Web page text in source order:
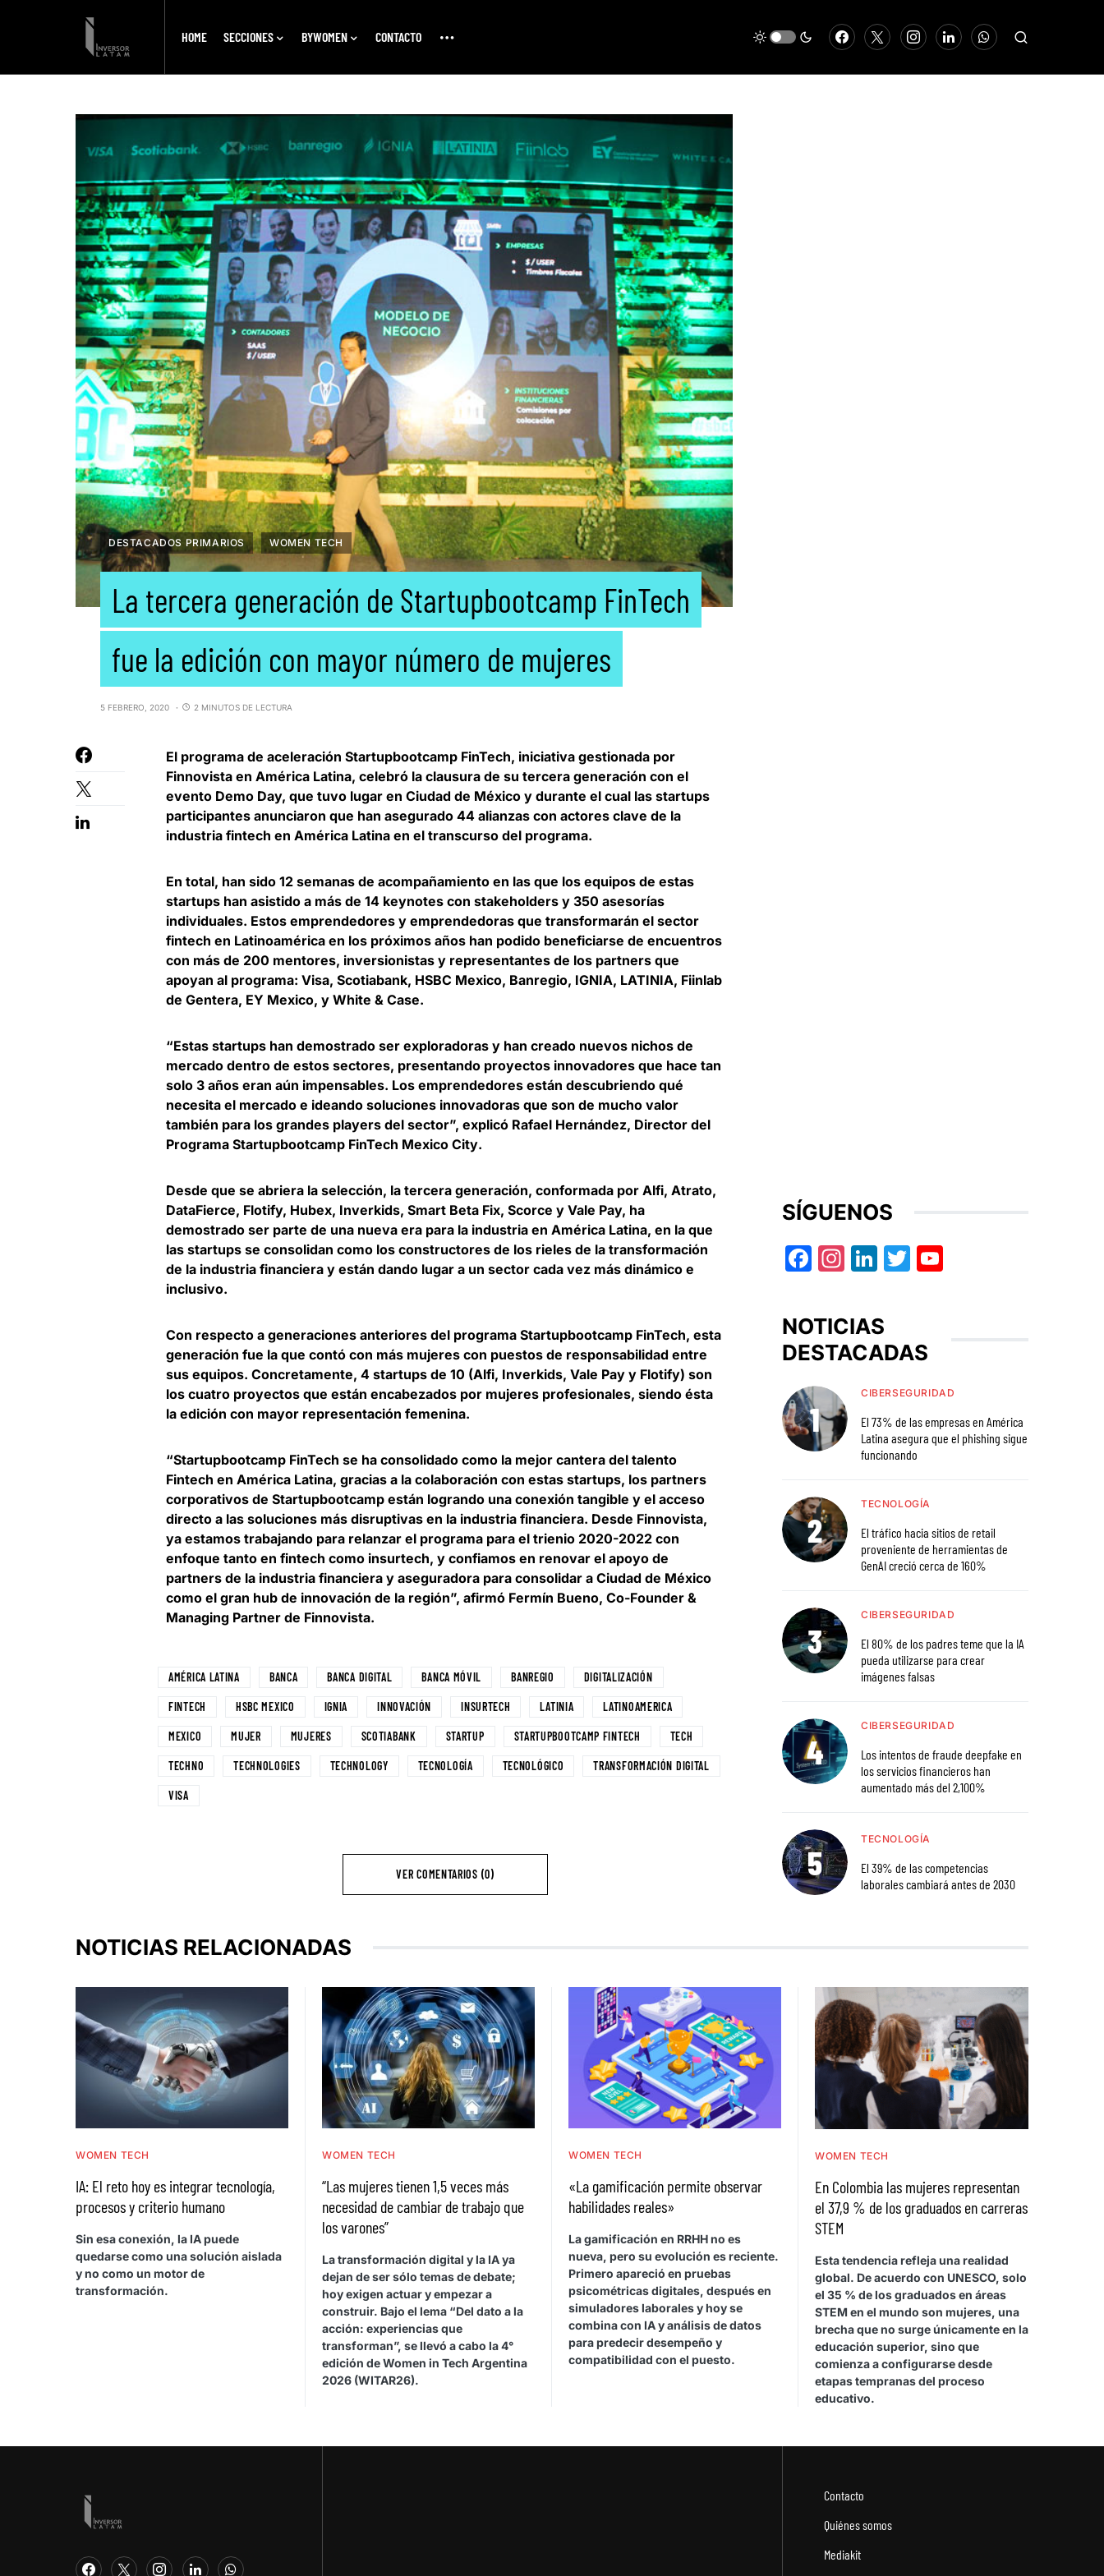
HOME SECCIONES BYWOMEN CONTACTO
DESTACADOS PRIMARIOS WOMEN TECH
La tercera generación de Startupbootcamp FinTech
fue la edición con mayor número de mujeres
5 FEBRERO, 2020 2 MINUTOS DE LECTURA
El programa de aceleración Startupbootcamp FinTech, iniciativa gestionada por
Finnovista en América Latina, celebró la clausura de su tercera generación con el
evento Demo Day, que tuvo lugar en Ciudad de México y durante el cual las startups
participantes anunciaron que han asegurado 44 alianzas con actores clave de la
industria fintech en América Latina en el transcurso del programa.
En total, han sido 12 semanas de acompañamiento en las que los equipos de estas
startups han asistido a más de 14 keynotes con stakeholders y 350 asesorías
individuales. Estos emprendedores y emprendedoras que transformarán el sector
fintech en Latinoamérica en los próximos años han podido beneficiarse de encuentros
con más de 200 mentores, inversionistas y representantes de los partners que
apoyan al programa: Visa, Scotiabank, HSBC Mexico, Banregio, IGNIA, LATINIA, Fiinlab
de Gentera, EY Mexico, y White & Case.
“Estas startups han demostrado ser exploradoras y han creado nuevos nichos de
mercado dentro de estos sectores, presentando proyectos innovadores que hace tan
solo 3 años eran aún impensables. Los emprendedores están descubriendo qué
necesita el mercado e ideando soluciones innovadoras que son de mucho valor
también para los grandes players del sector”, explicó Rafael Hernández, Director del
Programa Startupbootcamp FinTech Mexico City.
Desde que se abriera la selección, la tercera generación, conformada por Alfi, Atrato,
DataFierce, Flotify, Hubex, Inverkids, Smart Beta Fix, Scorce y Vale Pay, ha
demostrado ser parte de una nueva era para la industria en América Latina, en la que
las startups se consolidan como los constructores de los rieles de la transformación
de la industria financiera y están dando lugar a un sector cada vez más dinámico e
inclusivo.
Con respecto a generaciones anteriores del programa Startupbootcamp FinTech, esta
generación fue la que contó con más mujeres con puestos de responsabilidad entre
sus equipos. Concretamente, 4 startups de 10 (Alfi, Inverkids, Vale Pay y Flotify) son
los cuatro proyectos que están encabezados por mujeres profesionales, siendo ésta
la edición con mayor representación femenina.
“Startupbootcamp FinTech se ha consolidado como la mejor cantera del talento
Fintech en América Latina, gracias a la colaboración con estas startups, los partners
corporativos de Startupbootcamp están logrando una conexión tangible y el acceso
directo a las soluciones más disruptivas en la industria financiera. Desde Finnovista,
ya estamos trabajando para relanzar el programa para el trienio 2020-2022 con
enfoque tanto en fintech como insurtech, y confiamos en renovar el apoyo de
partners de la industria financiera y aseguradora para consolidar a Ciudad de México
como el gran hub de innovación de la región”, afirmó Fermín Bueno, Co-Founder &
Managing Partner de Finnovista.
AMÉRICA LATINA BANCA BANCA DIGITAL BANCA MÓVIL BANREGIO DIGITALIZACIÓN
FINTECH HSBC MEXICO IGNIA INNOVACIÓN INSURTECH LATINIA LATINOAMERICA
MEXICO MUJER MUJERES SCOTIABANK STARTUP STARTUPBOOTCAMP FINTECH TECH
TECHNO TECHNOLOGIES TECHNOLOGY TECNOLOGÍA TECNOLÓGICO TRANSFORMACIÓN DIGITAL
VISA
VER COMENTARIOS (0)
SÍGUENOS
Facebook
Instagram
LinkedIn
Twitter
NOTICIAS
DESTACADAS
CIBERSEGURIDAD
El 73% de las empresas en América
Latina asegura que el phishing sigue
funcionando
TECNOLOGÍA
El tráfico hacia sitios de retail
proveniente de herramientas de
GenAI creció cerca de 160%
CIBERSEGURIDAD
El 80% de los padres teme que la IA
pueda utilizarse para crear
imágenes falsas
CIBERSEGURIDAD
Los intentos de fraude deepfake en
los servicios financieros han
aumentado más del 2,100%
TECNOLOGÍA
El 39% de las competencias
laborales cambiará antes de 2030
NOTICIAS RELACIONADAS
WOMEN TECH
IA: El reto hoy es integrar tecnología,
procesos y criterio humano
Sin esa conexión, la IA puede
quedarse como una solución aislada
y no como un motor de
transformación.
WOMEN TECH
“Las mujeres tienen 1,5 veces más
necesidad de cambiar de trabajo que
los varones”
La transformación digital y la IA ya
dejan de ser sólo temas de debate;
hoy exigen actuar y empezar a
construir. Bajo el lema “Del dato a la
acción: experiencias que
transforman”, se llevó a cabo la 4°
edición de Women in Tech Argentina
2026 (WITAR26).
WOMEN TECH
«La gamificación permite observar
habilidades reales»
La gamificación en RRHH no es
nueva, pero su evolución es reciente.
Primero apareció en pruebas
psicométricas digitales, después en
simuladores laborales y hoy se
combina con IA y análisis de datos
para predecir desempeño y
compatibilidad con el puesto.
WOMEN TECH
En Colombia las mujeres representan
el 37,9 % de los graduados en carreras
STEM
Esta tendencia refleja una realidad
global. De acuerdo con UNESCO, solo
el 35 % de los graduados en áreas
STEM en el mundo son mujeres, una
brecha que no surge únicamente en la
educación superior, sino que
comienza a configurarse desde
etapas tempranas del proceso
educativo.
Contacto
Quiénes somos
Mediakit